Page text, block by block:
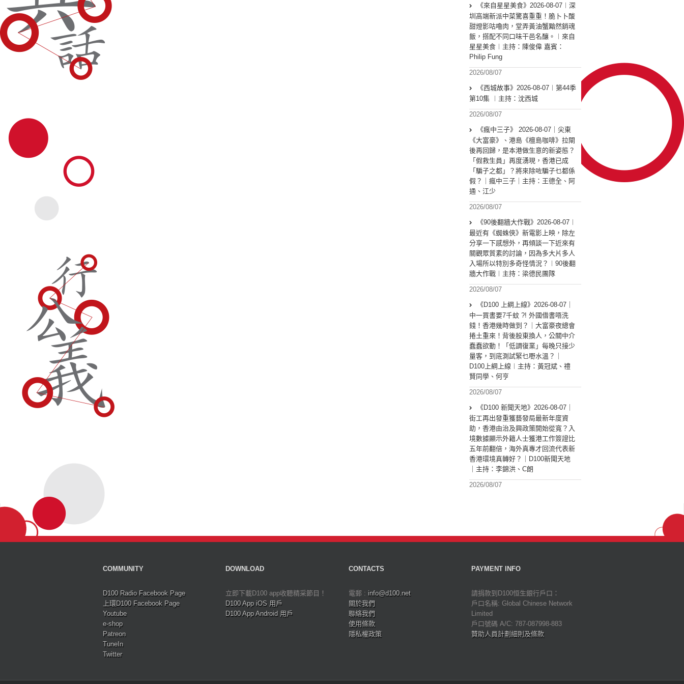
《來自星星美食》2026-08-07︱深
圳高端新派中菜驚喜重重！脆卜卜酸
甜燈影咕嚕肉，堂弄黃油蟹黯然銷魂
飯，搭配不同口味干邑名釀。︱來自
星星美食︱主持：陳俊偉 嘉賓：
Philip Fung
2026/08/07
《西城故事》2026-08-07︱第44季
第10集 ︱主持：沈西城
2026/08/07
《瘋中三子》 2026-08-07｜尖東
《大富豪》、港島《檀島咖啡》拉閘
後再回歸，是本港做生意的新姿態？
「假救生員」再度湧現，香港已成
「騙子之都」？將來除咗騙子乜都係
假？｜瘋中三子｜主持：王德全、阿
通、江少
2026/08/07
《90後翻牆大作戰》2026-08-07︱
最近有《蜘蛛俠》新電影上映，除左
分享一下感想外，再傾談一下近來有
關觀眾質素的討論，因為多大片多人
入場所以特別多奇怪情況？︱90後翻
牆大作戰︱主持：梁德民團隊
2026/08/07
《D100 上綱上線》2026-08-07｜
中一買書要7千蚊 ?! 外國借書唔洗
錢！香港幾時做到？｜大富豪夜總會
捲土重來！背後股東換人，公關中介
蠢蠢欲動！「低調復業」每晚只接少
量客，到底測試緊乜嘢水溫？｜
D100上綱上線︱主持：黃冠斌、禮
賢同學、何亨
2026/08/07
《D100 新聞天地》2026-08-07｜
街工再出發重獲藝發局最新年度資
助，香港由治及興政策開始從寬？入
境數據顯示外籍人士獲港工作簽證比
五年前翻倍，海外真專才回流代表新
香港環境真轉好？｜D100新聞天地
｜主持：李錦洪、C朗
2026/08/07
COMMUNITY
D100 Radio Facebook Page
上環D100 Facebook Page
Youtube
e-shop
Patreon
TuneIn
Twitter
DOWNLOAD
立即下載D100 app收聽精采節目！
D100 App iOS 用戶
D100 App Android 用戶
CONTACTS
電郵 : info@d100.net
關於我們
聯絡我們
使用條款
隱私權政策
PAYMENT INFO
請捐款到D100恒生銀行戶口：
戶口名稱: Global Chinese Network
Limited
戶口號碼 A/C: 787-087998-883
贊助人員計劃細則及條款